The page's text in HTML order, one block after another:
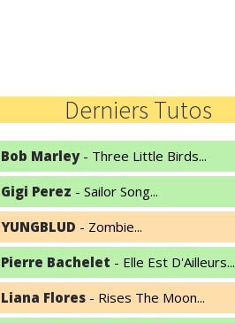
Derniers Tutos
Bob Marley- Three Little Birds...
Gigi Perez - Sailor Song...
YUNGBLUD - Zombie...
Pierre Bachelet - Elle Est D'Ailleurs...
Liana Flores - Rises The Moon...